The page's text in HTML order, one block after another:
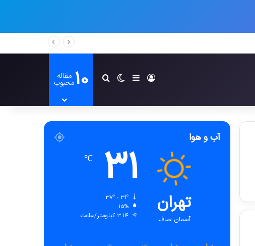
ورودسایدبارتغییر پوسته
جستجو برای
10 مقاله
محبوب
آب و هوا
تهران
آسمان صاف
31
℃
15%
3.14 کیلومتر/ساعت